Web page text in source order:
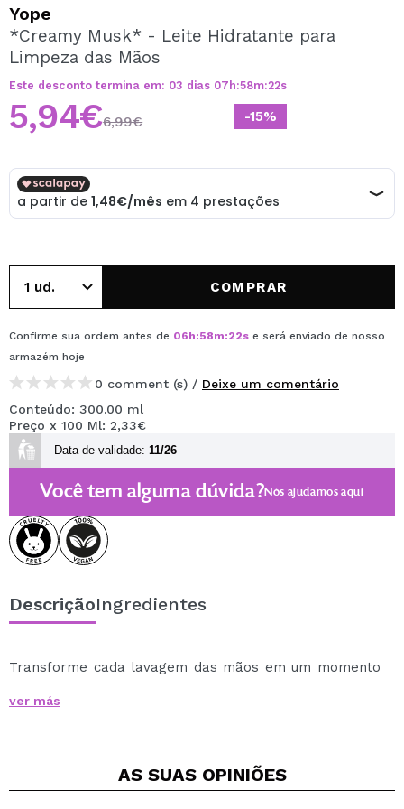
Ao criar uma conta no Maquibeauty.pt pode fazer as suas
compras rapidamente, verificar o estado das suas
Yope
*Creamy Musk* - Leite Hidratante para
Limpeza das Mãos
Este desconto termina em: 03 dias 07 h:58m:22s
-15%
5,94€6,99€
COMPRAR
Confirme sua ordem antes de 06h:58m:22s e será enviado de nosso
armazém hoje
0 comment (s) / Deixe um comentário
Conteúdo: 300.00 ml
Preço x 100 Ml: 2,33€
Data de validade: 11/26
Você tem alguma dúvida?Nós ajudamosaqui
DescriçãoIngredientes
Transforme cada lavagem das mãos em um momento
para as mãos Yope
protegendo-a da barreira epidérmica e prevenindo a
ver más
AS SUAS OPINIÕES